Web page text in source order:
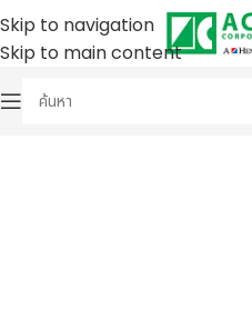
Skip to navigation
Skip to main content